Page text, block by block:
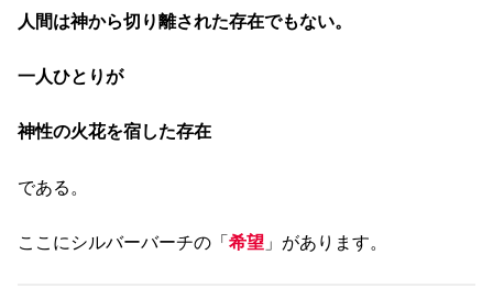
人間は神から切り離された存在でもない。
一人ひとりが
神性の火花を宿した存在
である。
ここにシルバーバーチの「 希望 」があります。